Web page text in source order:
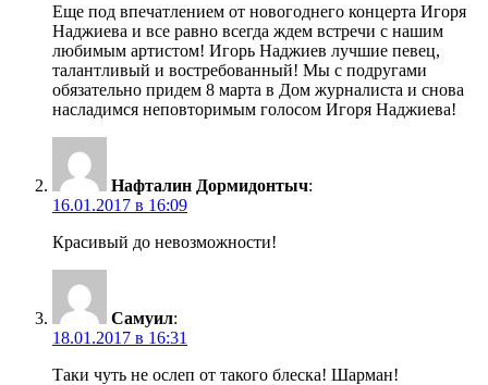
Еще под впечатлением от новогоднего концерта Игоря
Наджиева и все равно всегда ждем встречи с нашим
любимым артистом! Игорь Наджиев лучшие певец,
талантливый и востребованный! Мы с подругами
обязательно придем 8 марта в Дом журналиста и снова
насладимся неповторимым голосом Игоря Наджиева!
Нафталин Дормидонтыч:
16.01.2017 в 16:09
Красивый до невозможности!
Самуил:
18.01.2017 в 16:31
Таки чуть не ослеп от такого блеска! Шарман!